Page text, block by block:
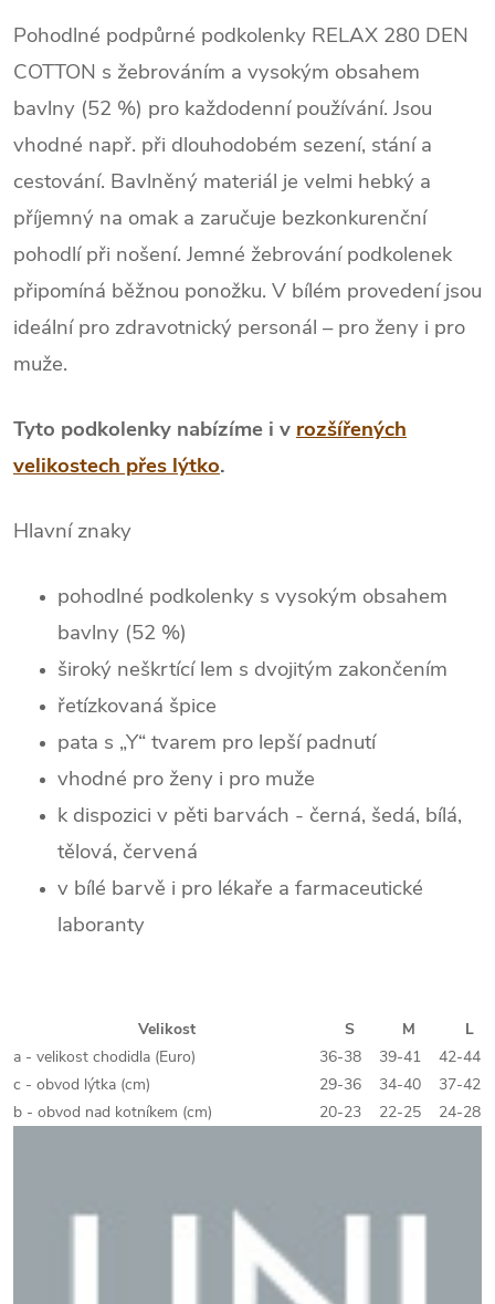
Pohodlné podpůrné podkolenky RELAX 280 DEN
COTTON s žebrováním a vysokým obsahem
bavlny (52 %) pro každodenní používání. Jsou
vhodné např. při dlouhodobém sezení, stání a
cestování. Bavlněný materiál je velmi hebký a
příjemný na omak a zaručuje bezkonkurenční
pohodlí při nošení. Jemné žebrování podkolenek
připomíná běžnou ponožku. V bílém provedení jsou
ideální pro zdravotnický personál – pro ženy i pro
muže.
Tyto podkolenky nabízíme i v rozšířených
velikostech přes lýtko.
Hlavní znaky
pohodlné podkolenky s vysokým obsahem
bavlny (52 %)
široký neškrtící lem s dvojitým zakončením
řetízkovaná špice
pata s „Y“ tvarem pro lepší padnutí
vhodné pro ženy i pro muže
k dispozici v pěti barvách - černá, šedá, bílá,
tělová, červená
v bílé barvě i pro lékaře a farmaceutické
laboranty
Velikost S M
L
a - velikost chodidla (Euro)
36-38 39-41
42-44
c - obvod lýtka (cm)
29-36 34-40
37-42
b - obvod nad kotníkem (cm)
20-23 22-25 24-28